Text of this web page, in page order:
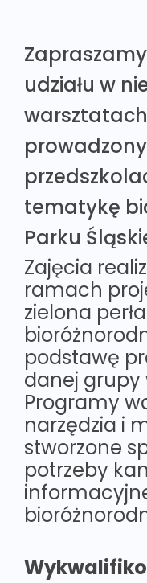
udziału w
tematykę
Parku
Zajęcia
ramach
zielona
podstawę
danej grupy
Programy
narzędzia i
stworzone
potrzeby